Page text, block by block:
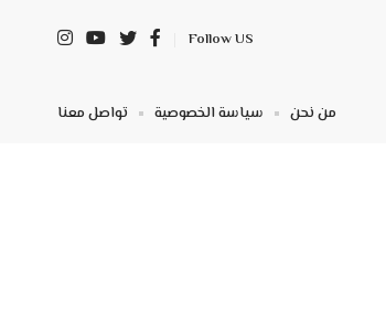
Follow US
من نحن سياسة الخصوصية تواصل معنا